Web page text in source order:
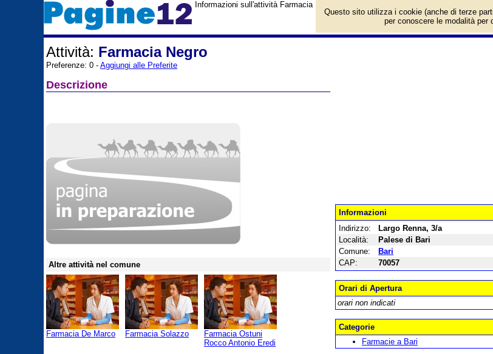
Informazioni sull'attività Farmacia Negro a Bari, Largo Renna, 3/a. Categoria
Attività: Farmacia Negro
Preferenze: 0 - Aggiungi alle Preferite
Descrizione
Altre attività nel comune
Farmacia De Marco Farmacia Solazzo
Farmacia Ostuni
Rocco Antonio Eredi
Informazioni
Indirizzo:
Largo Renna, 3/a
Località:
Palese di Bari
Comune:
Bari
CAP:
70057
Orari di Apertura
orari non indicati
Categorie
Farmacie a Bari
Questo sito utilizza i cookie (anche di terze
per conoscere le modalità per